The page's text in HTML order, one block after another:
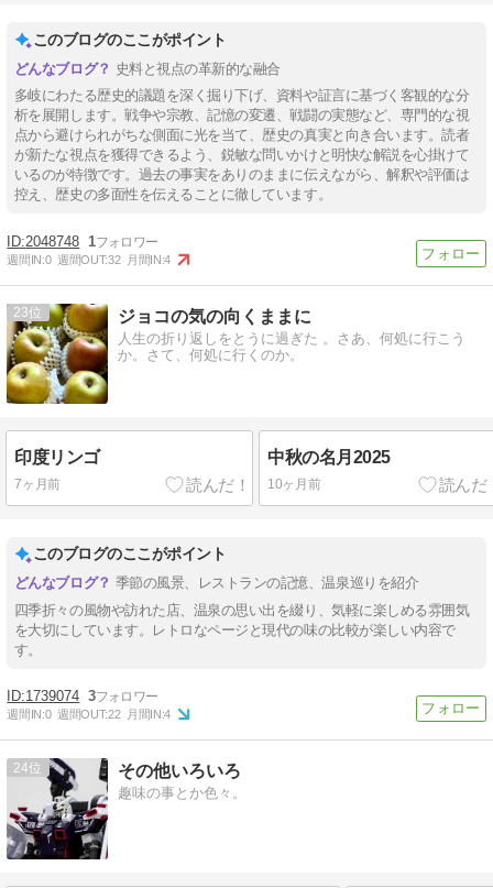
このブログのここがポイント
史料と視点の革新的な融合
多岐にわたる歴史的議題を深く掘り下げ、資料や証言に基づく客観的な分
析を展開します。戦争や宗教、記憶の変遷、戦闘の実態など、専門的な視
点から避けられがちな側面に光を当て、歴史の真実と向き合います。読者
が新たな視点を獲得できるよう、鋭敏な問いかけと明快な解説を心掛けて
いるのが特徴です。過去の事実をありのままに伝えながら、解釈や評価は
控え、歴史の多面性を伝えることに徹しています。
2048748 1
週間IN:0 週間OUT:32 月間IN:4
23 ジョコの気の向くままに
人生の折り返しをとうに過ぎた 。さあ、何処に行こう
か。さて、何処に行くのか。
印度リンゴ
7ヶ月前
中秋の名月2025
10ヶ月前
このブログのここがポイント
季節の風景、レストランの記憶、温泉巡りを紹介
四季折々の風物や訪れた店、温泉の思い出を綴り、気軽に楽しめる雰囲気
を大切にしています。レトロなページと現代の味の比較が楽しい内容で
す。
1739074 3
週間IN:0 週間OUT:22 月間IN:4
24 その他いろいろ
趣味の事とか色々。